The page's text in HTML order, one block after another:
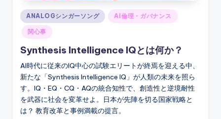
Posted
in
ANALOGシンガーソング AI倫理・ガバナンス
関心事
Synthesis Intelligence IQとは何か？
AI時代に従来のIQ中心の試験エリートが終焉を迎える中、
新たな「Synthesis Intelligence IQ」が人類の未来を照ら
す。IQ・EQ・CQ・AQの統合知性で、創造性と逆境耐性
を武器に社会を変革せよ。日本が先陣を切る国家戦略と
は？ 教育改革と事例満載の提言。